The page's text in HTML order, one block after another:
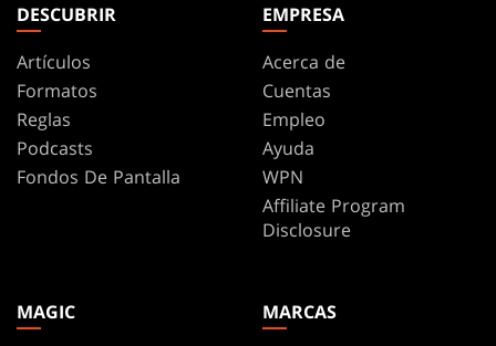
DESCUBRIR
Artículos
Formatos
Reglas
Podcasts
Fondos De Pantalla
EMPRESA
Acerca de
Cuentas
Empleo
Ayuda
WPN
Affiliate Program
Disclosure
MAGIC
MARCAS